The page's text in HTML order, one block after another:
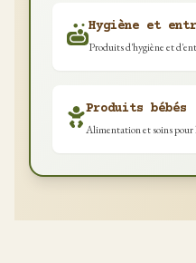
Hygiène et
Produits d'hygiène et
Produits bébés
Alimentation et soins